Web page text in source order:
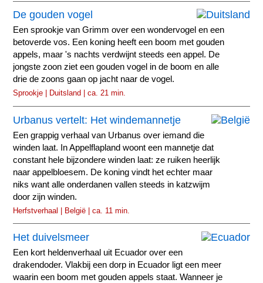
De gouden vogel
Een sprookje van Grimm over een wondervogel en een
betoverde vos. Een koning heeft een boom met gouden
appels, maar 's nachts verdwijnt steeds een appel. De
jongste zoon ziet een gouden vogel in de boom en alle
drie de zoons gaan op jacht naar de vogel.
Sprookje | Duitsland | ca. 21 min.
Urbanus vertelt: Het windemannetje
Een grappig verhaal van Urbanus over iemand die
winden laat. In Appelflapland woont een mannetje dat
constant hele bijzondere winden laat: ze ruiken heerlijk
naar appelbloesem. De koning vindt het echter maar
niks want alle onderdanen vallen steeds in katzwijm
door zijn winden.
Herfstverhaal | België | ca. 11 min.
Het duivelsmeer
Een kort heldenverhaal uit Ecuador over een
drakendoder. Vlakbij een dorp in Ecuador ligt een meer
waarin een boom met gouden appels staat. Wanneer je